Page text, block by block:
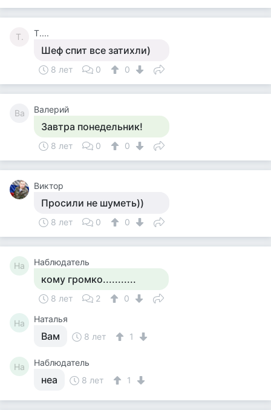
Т. Т....
Шеф спит все затихли)
8 лет 0 0
Ва Валерий
Завтра понедельник!
8 лет 0 0
Виктор
Просили не шуметь))
8 лет 0 0
На Наблюдатель
кому громко...........
8 лет 2 0
На Наталья
Вам 8 лет 1
На Наблюдатель
неа 8 лет 1